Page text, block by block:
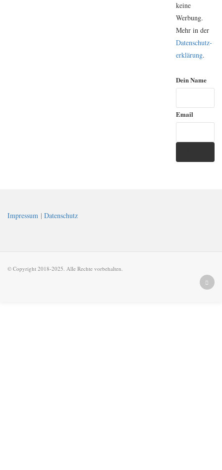
keine
Werbung.
Mehr in der
Daten­schutz­
erklärung.
Dein Name
Email
Impressum | Datenschutz
© Copyright 2018-2025. Alle Rechte vorbehalten.